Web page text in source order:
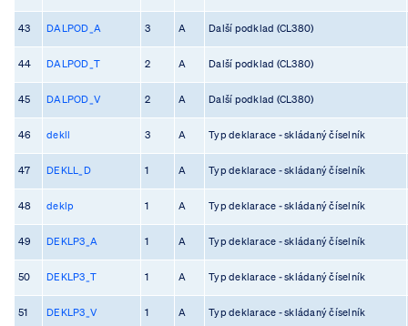
43 DALPOD_A 3 A Další podklad (CL380)
44 DALPOD_T 2 A Další podklad (CL380)
45 DALPOD_V 2 A Další podklad (CL380)
46 dekll 3 A Typ deklarace - skládaný číselník
47 DEKLL_D 1 A Typ deklarace - skládaný číselník
48 deklp 1 A Typ deklarace - skládaný číselník
49 DEKLP3_A 1 A Typ deklarace - skládaný číselník
50 DEKLP3_T 1 A Typ deklarace - skládaný číselník
51 DEKLP3_V 1 A Typ deklarace - skládaný číselník